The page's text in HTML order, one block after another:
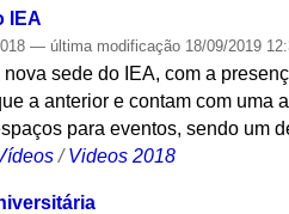
IEA
— última modificação 18/09/2019
sede do IEA, com a
a anterior e contam com uma
para eventos, sendo um
/Videos 2018